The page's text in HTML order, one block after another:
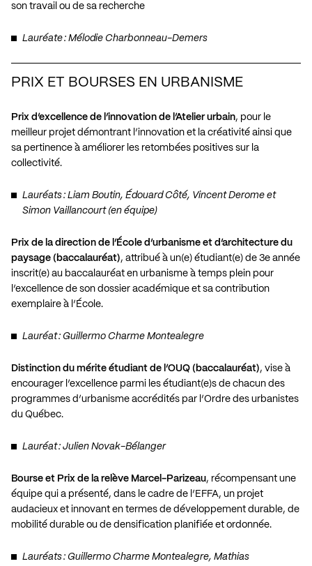
son travail ou de sa recherche
Lauréate : Mélodie Charbonneau-Demers
PRIX ET BOURSES EN URBANISME
Prix d’excellence de l’innovation de l’Atelier urbain, pour le
meilleur projet démontrant l’innovation et la créativité ainsi que
sa pertinence à améliorer les retombées positives sur la
collectivité.
Lauréats : Liam Boutin, Édouard Côté, Vincent Derome et
Simon Vaillancourt (en équipe)
Prix de la direction de l’École d’urbanisme et d’architecture du
paysage (baccalauréat), attribué à un(e) étudiant(e) de 3e année
inscrit(e) au baccalauréat en urbanisme à temps plein pour
l’excellence de son dossier académique et sa contribution
exemplaire à l’École.
Lauréat : Guillermo Charme Montealegre
Distinction du mérite étudiant de l’OUQ (baccalauréat), vise à
encourager l’excellence parmi les étudiant(e)s de chacun des
programmes d’urbanisme accrédités par l’Ordre des urbanistes
du Québec.
Lauréat : Julien Novak-Bélanger
Bourse et Prix de la relève Marcel-Parizeau, récompensant une
équipe qui a présenté, dans le cadre de l’EFFA, un projet
audacieux et innovant en termes de développement durable, de
mobilité durable ou de densification planifiée et ordonnée.
Lauréats : Guillermo Charme Montealegre, Mathias